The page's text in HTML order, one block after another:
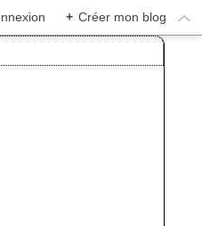
+ Créer mon blog